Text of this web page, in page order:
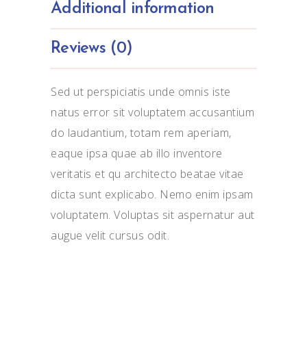
Additional information
Reviews (0)
Sed ut perspiciatis unde omnis iste
natus error sit voluptatem accusantium
do laudantium, totam rem aperiam,
eaque ipsa quae ab illo inventore
veritatis et qu architecto beatae vitae
dicta sunt explicabo. Nemo enim ipsam
voluptatem. Voluptas sit aspernatur aut
augue velit cursus odit.